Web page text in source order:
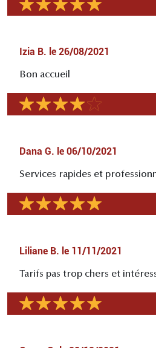
Izia B. le 26/08/2021
Bon accueil
Dana G. le 06/10/2021
Services rapides et
Liliane B. le 11/11/2021
Tarifs pas trop chers et